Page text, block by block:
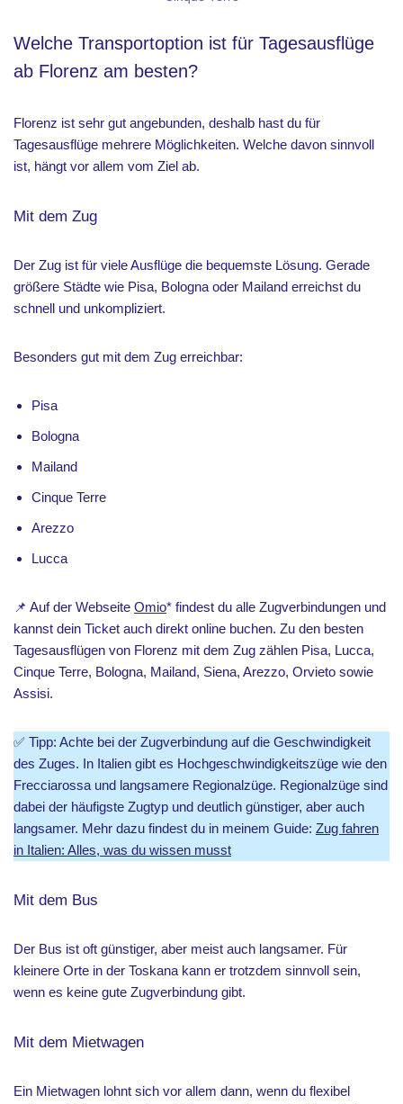
Welche Transportoption ist für Tagesausflüge
ab Florenz am besten?
Florenz ist sehr gut angebunden, deshalb hast du für
Tagesausflüge mehrere Möglichkeiten. Welche davon sinnvoll
ist, hängt vor allem vom Ziel ab.
Mit dem Zug
Der Zug ist für viele Ausflüge die bequemste Lösung. Gerade
größere Städte wie Pisa, Bologna oder Mailand erreichst du
schnell und unkompliziert.
Besonders gut mit dem Zug erreichbar:
Pisa
Bologna
Mailand
Cinque Terre
Arezzo
Lucca
📌 Auf der Webseite Omio* findest du alle Zugverbindungen und
kannst dein Ticket auch direkt online buchen. Zu den besten
Tagesausflügen von Florenz mit dem Zug zählen Pisa, Lucca,
Cinque Terre, Bologna, Mailand, Siena, Arezzo, Orvieto sowie
Assisi.
✅ Tipp: Achte bei der Zugverbindung auf die Geschwindigkeit
des Zuges. In Italien gibt es Hochgeschwindigkeitszüge wie den
Frecciarossa und langsamere Regionalzüge. Regionalzüge sind
dabei der häufigste Zugtyp und deutlich günstiger, aber auch
langsamer. Mehr dazu findest du in meinem Guide: Zug fahren
in Italien: Alles, was du wissen musst
Mit dem Bus
Der Bus ist oft günstiger, aber meist auch langsamer. Für
kleinere Orte in der Toskana kann er trotzdem sinnvoll sein,
wenn es keine gute Zugverbindung gibt.
Mit dem Mietwagen
Ein Mietwagen lohnt sich vor allem dann, wenn du flexibel